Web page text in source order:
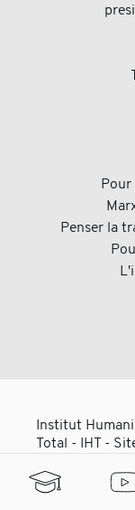
Penser la
Institut
Total - IHT -
Chaigneau